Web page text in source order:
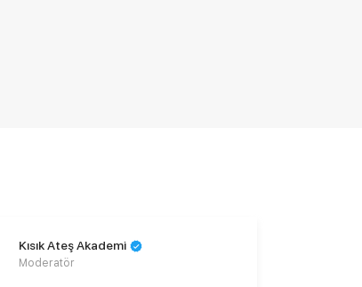
Kısık Ateş Akademi
Moderatör